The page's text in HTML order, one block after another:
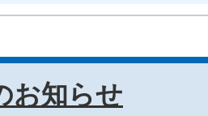
お知らせ